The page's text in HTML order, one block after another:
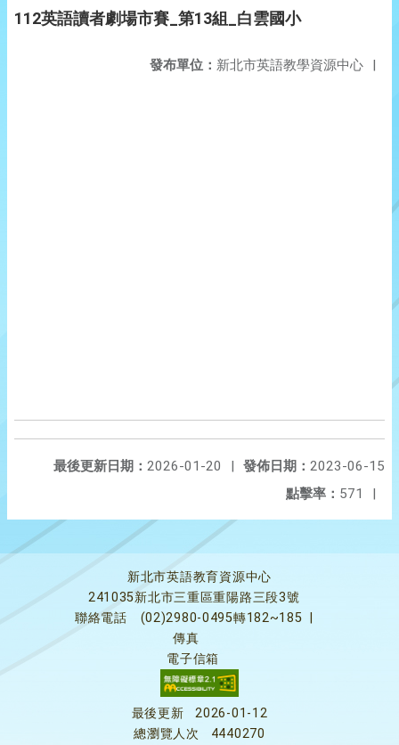
112英語讀者劇場市賽_第13組_白雲國小
發布單位： 新北市英語教學資源中心 |
發佈日期： 2023-06-15
最後更新日期： 2026-01-20
|
點擊率： 571 |
新北市英語教育資源中心
241035新北市三重區重陽路三段3號
聯絡電話
(02)2980-0495轉182~185
傳真
電子信箱
最後更新
2026-01-12
總瀏覽人次
4440270